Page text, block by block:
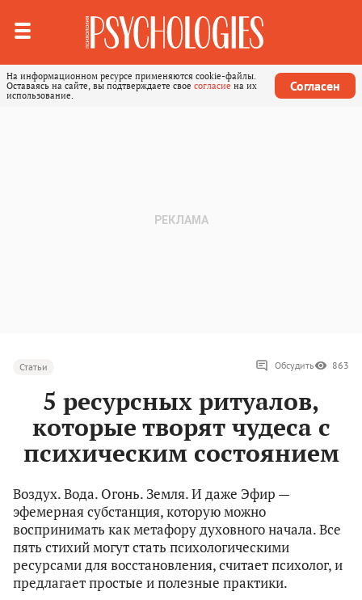
На информационном ресурсе применяются cookie-файлы.
Оставаясь на сайте, вы подтверждаете свое согласие на их
использование.
Согласен
Статьи Обсудить 863
5 ресурсных ритуалов,
которые творят чудеса с
психическим состоянием
Воздух. Вода. Огонь. Земля. И даже Эфир —
эфемерная субстанция, которую можно
воспринимать как метафору духовного начала. Все
пять стихий могут стать психологическими
ресурсами для восстановления, считает психолог, и
предлагает простые и полезные практики.